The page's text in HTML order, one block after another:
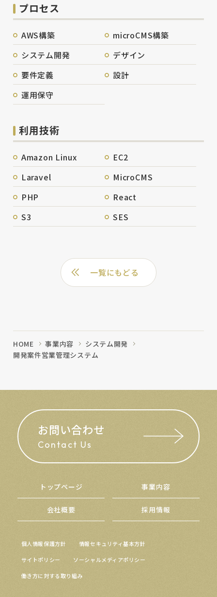
プロセス
AWS構築
microCMS構築
システム開発
デザイン
要件定義
設計
運用保守
利用技術
Amazon Linux
EC2
Laravel
MicroCMS
PHP
React
S3
SES
一覧にもどる
HOME 事業内容
システム開発
開発案件営業管理システム
お問い合わせ
Contact Us
トップページ 事業内容
会社概要 採用情報
個人情報保護方針 情報セキュリティ基本方針
サイトポリシー ソーシャルメディアポリシー
働き方に対する取り組み